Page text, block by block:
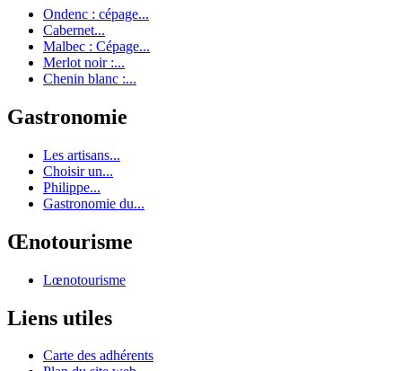
Ondenc : cépage...
Cabernet...
Malbec : Cépage...
Merlot noir :...
Chenin blanc :...
Gastronomie
Les artisans...
Choisir un...
Philippe...
Gastronomie du...
Œnotourisme
Lœnotourisme
Liens utiles
Carte des adhérents